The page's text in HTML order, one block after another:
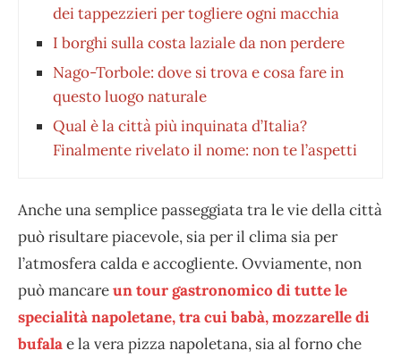
dei tappezzieri per togliere ogni macchia
I borghi sulla costa laziale da non perdere
Nago-Torbole: dove si trova e cosa fare in
questo luogo naturale
Qual è la città più inquinata d’Italia?
Finalmente rivelato il nome: non te l’aspetti
Anche una semplice passeggiata tra le vie della città
può risultare piacevole, sia per il clima sia per
l’atmosfera calda e accogliente. Ovviamente, non
può mancareun tour gastronomico di tutte le
specialità napoletane, tra cui babà, mozzarelle di
bufalae la vera pizza napoletana, sia al forno che